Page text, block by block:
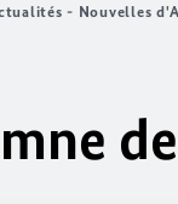
- Nouvelles